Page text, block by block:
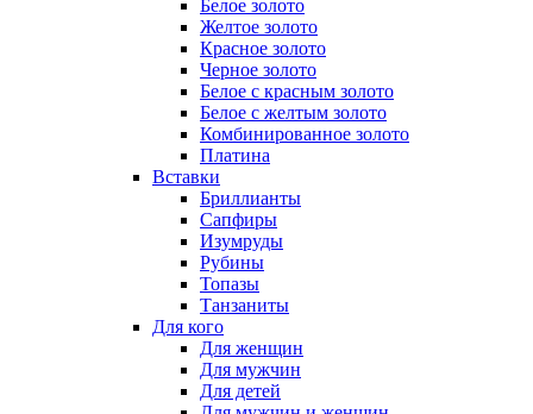
Белое золото
Желтое золото
Красное золото
Черное золото
Белое с красным золото
Белое с желтым золото
Комбинированное золото
Платина
Вставки
Бриллианты
Сапфиры
Изумруды
Рубины
Топазы
Танзаниты
Для кого
Для женщин
Для мужчин
Для детей